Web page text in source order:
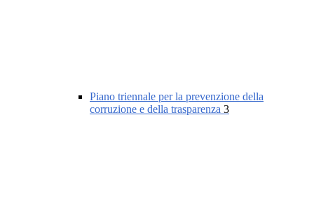
Piano triennale per la prevenzione della
corruzione e della trasparenza 3